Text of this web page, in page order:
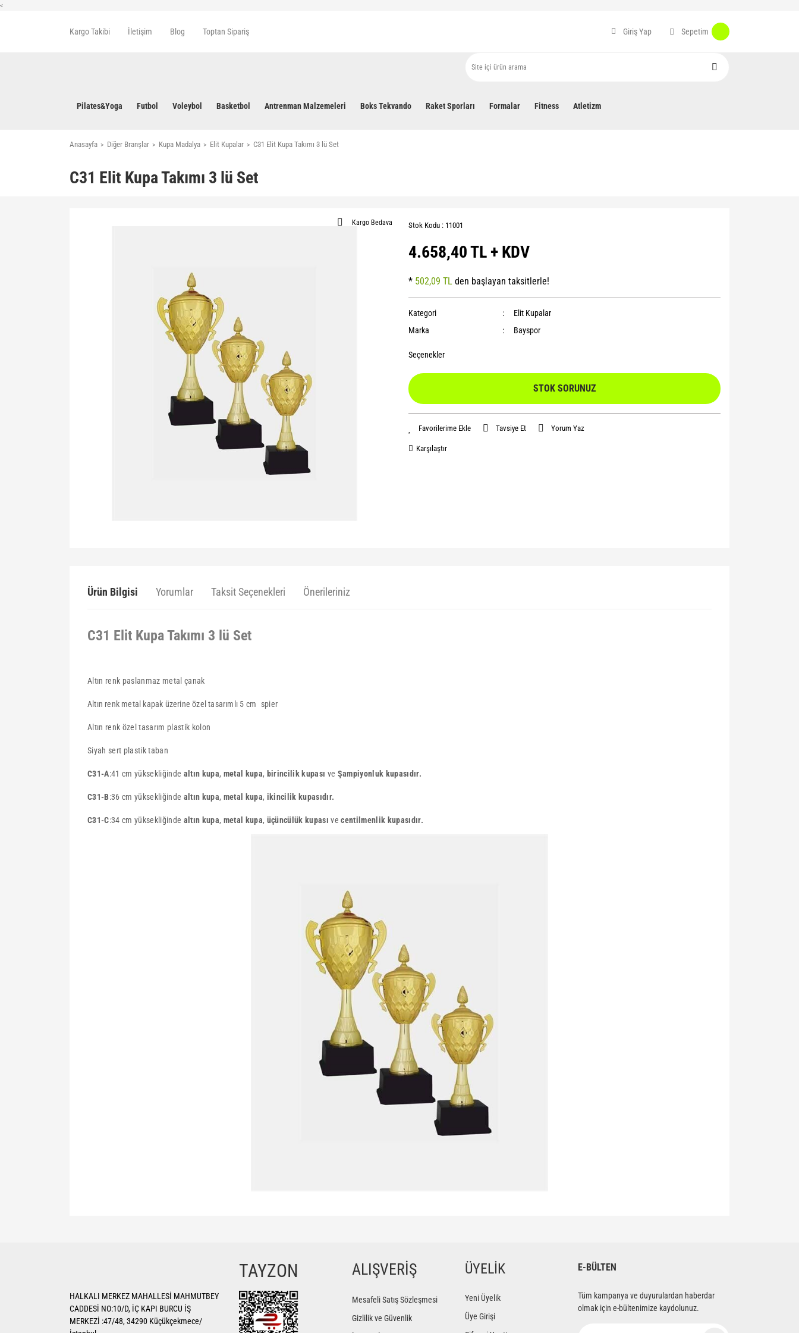
<
Kargo Takibi İletişim Blog Toptan Sipariş Giriş Yap Sepetim
Pilates&Yoga Futbol Voleybol Basketbol Antrenman Malzemeleri Boks Tekvando Raket Sporları Formalar Fitness Atletizm
Anasayfa Diğer Branşlar Kupa Madalya Elit Kupalar C31 Elit Kupa Takımı 3 lü Set
C31 Elit Kupa Takımı 3 lü Set
Kargo Bedava Stok Kodu : 11001
4.658,40 TL + KDV
* 502,09 TL den başlayan taksitlerle!
Kategori
Elit Kupalar
Marka
Bayspor
Seçenekler
STOK SORUNUZ
Tavsiye Et Yorum Yaz
Karşılaştır
Ürün Bilgisi Yorumlar Taksit Seçenekleri Önerileriniz
C31 Elit Kupa Takımı 3 lü Set
Altın renk paslanmaz metal çanak
Altın renk metal kapak üzerine özel tasarımlı 5 cm spier
Altın renk özel tasarım plastik kolon
Siyah sert plastik taban
C31-A:41 cm yüksekliğinde altın kupa, metal kupa, birincilik kupası ve Şampiyonluk kupasıdır.
C31-B:36 cm yüksekliğinde altın kupa, metal kupa, ikincilik kupasıdır.
C31-C:34 cm yüksekliğinde altın kupa, metal kupa, üçüncülük kupası vecentilmenlik kupasıdır.
Yorum Yaz
Ürün resmi kalitesiz, bozuk veya görüntülenemiyor.
Ürün bilgilerinde hatalar bulunuyor.
Ürün fiyatı diğer sitelerden daha pahalı.
HALKALI MERKEZ MAHALLESİ MAHMUTBEY
CADDESİ NO:10/D, İÇ KAPI BURCU İŞ
MERKEZİ :47/48, 34290 Küçükçekmece/
TAYZON ALIŞVERİŞ
Mesafeli Satış Sözleşmesi
Gizlilik ve Güvenlik
ÜYELİK
Yeni Üyelik
Üye Girişi
E-BÜLTEN
Tüm kampanya ve duyurulardan haberdar
olmak için e-bültenimize kaydolunuz.